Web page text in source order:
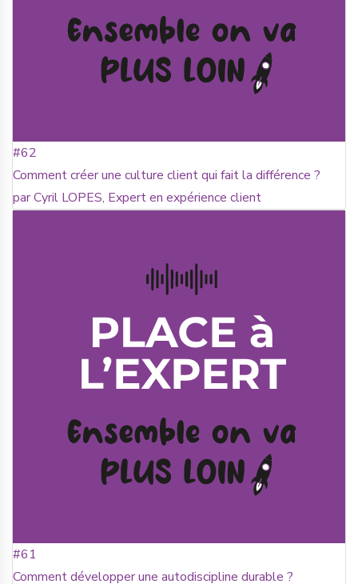
#62
Comment créer une culture client qui fait la différence ?
par Cyril LOPES, Expert en expérience client
#61
Comment développer une autodiscipline durable ?